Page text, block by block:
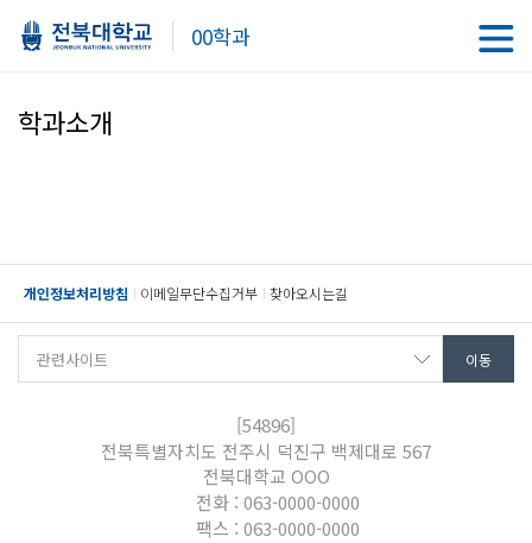
00학과
학과소개
개인정보처리방침 이메일무단수집거부 찾아오시는길
[54896]
전북특별자치도 전주시 덕진구 백제대로 567
전북대학교 OOO
전화 : 063-0000-0000
팩스 : 063-0000-0000